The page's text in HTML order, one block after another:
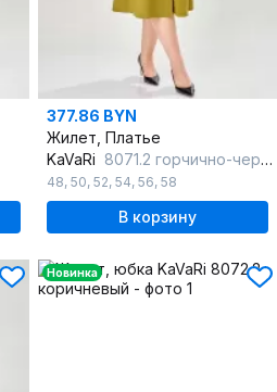
377.86 BYN
Жилет, Платье
KaVaRi 8071.2 горчично-черный
48, 50, 52, 54, 56, 58
В корзину
Новинка